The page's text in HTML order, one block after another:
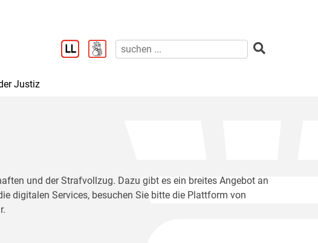
Justiz
und der Strafvollzug. Dazu gibt es ein breites Angebot an
digitalen Services, besuchen Sie bitte die Plattform von